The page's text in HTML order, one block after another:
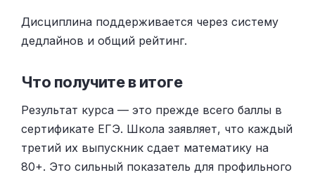
Дисциплина поддерживается через систему
дедлайнов и общий рейтинг.
Что получите в итоге
Результат курса — это прежде всего баллы в
сертификате ЕГЭ. Школа заявляет, что каждый
третий их выпускник сдает математику на
80+. Это сильный показатель для профильного